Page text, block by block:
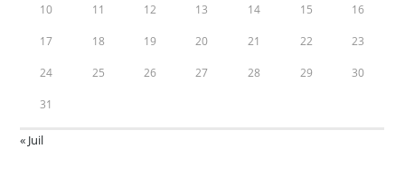
10 11 12 13 14 15 16
17 18 19 20 21 22 23
24 25 26 27 28 29 30
31
« Juil